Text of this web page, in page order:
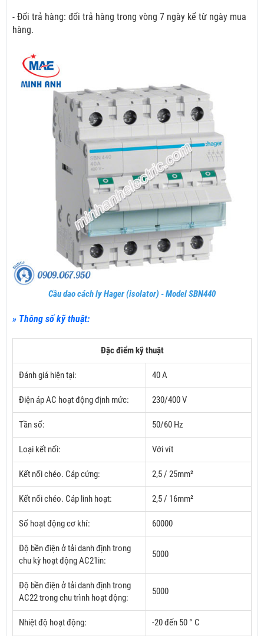
- Đổi trả hàng: đổi trả hàng trong vòng 7 ngày kể từ ngày mua
hàng.
Cầu dao cách ly Hager (isolator) - Model SBN440
» Thông số kỹ thuật:
Đặc điểm kỹ thuật
Đánh giá hiện tại: 40 A
Điện áp AC hoạt động định mức: 230/400 V
Tần số: 50/60 Hz
Loại kết nối: Với vít
Kết nối chéo. Cáp cứng: 2,5 / 25mm²
Kết nối chéo. Cáp linh hoạt: 2,5 / 16mm²
Số hoạt động cơ khí: 60000
Độ bền điện ở tải danh định trong
chu kỳ hoạt động AC21in:
5000
Độ bền điện ở tải danh định trong
AC22 trong chu trình hoạt động:
5000
Nhiệt độ hoạt động: -20 đến 50 ° C